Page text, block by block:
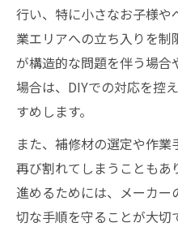
行い、特に小さなお子様
業エリアへの立ち入りを
が構造的な問題を伴う場合
場合は、DIYでの対応を控
すめします。
また、補修材の選定や作
再び割れてしまうこともあ
進めるためには、メーカ
切な手順を守ることが大切